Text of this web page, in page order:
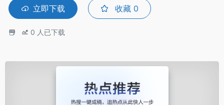
立即下载 收藏 0
0 人已下载